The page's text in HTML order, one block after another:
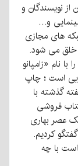
نویسندگان و
و…
های مجازی
خلق می شود.
نام «زامپانو
سینمایی است ؛ چاپ
گذشته با
فروشی
عصر بهاری
کردیم.
با چه